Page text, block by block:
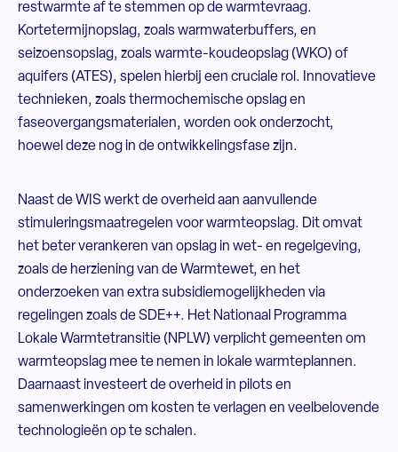
restwarmte af te stemmen op de warmtevraag.
Kortetermijnopslag, zoals warmwaterbuffers, en
seizoensopslag, zoals warmte-koudeopslag (WKO) of
aquifers (ATES), spelen hierbij een cruciale rol. Innovatieve
technieken, zoals thermochemische opslag en
faseovergangsmaterialen, worden ook onderzocht,
hoewel deze nog in de ontwikkelingsfase zijn.
Naast de WIS werkt de overheid aan aanvullende
stimuleringsmaatregelen voor warmteopslag. Dit omvat
het beter verankeren van opslag in wet- en regelgeving,
zoals de herziening van de Warmtewet, en het
onderzoeken van extra subsidiemogelijkheden via
regelingen zoals de SDE++. Het Nationaal Programma
Lokale Warmtetransitie (NPLW) verplicht gemeenten om
warmteopslag mee te nemen in lokale warmteplannen.
Daarnaast investeert de overheid in pilots en
samenwerkingen om kosten te verlagen en veelbelovende
technologieën op te schalen.